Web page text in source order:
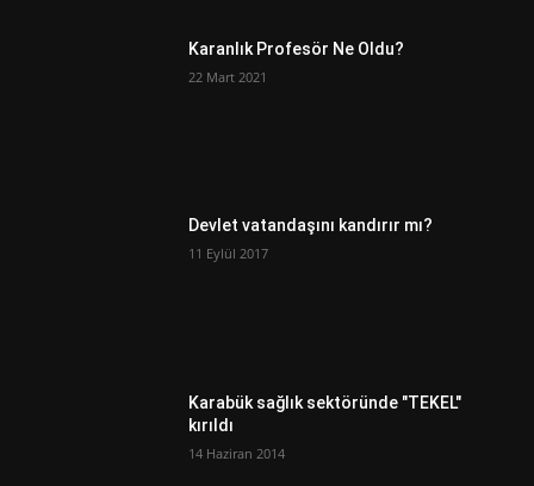
Karanlık Profesör Ne Oldu?
22 Mart 2021
Devlet vatandaşını kandırır mı?
11 Eylül 2017
Karabük sağlık sektöründe "TEKEL"
kırıldı
14 Haziran 2014